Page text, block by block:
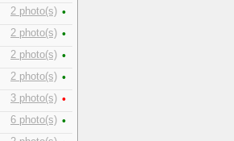
2 photo(s) •
2 photo(s) •
2 photo(s) •
2 photo(s) •
3 photo(s) •
6 photo(s) •